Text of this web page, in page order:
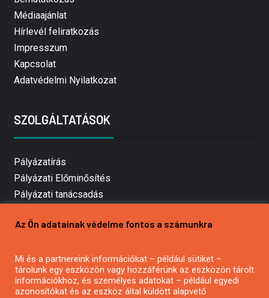
Médiaajánlat
Hírlevél feliratkozás
Impresszum
Kapcsolat
Adatvédelmi Nyilatkozat
SZOLGÁLTATÁSOK
Pályázatírás
Pályázati Előminősítés
Pályázati tanácsadás
Mezőgazdasági pályázatírás
Pályázatírás civil szervezeteknek
Pályázatírás önkormányzatoknak
Pályázatfigyelés
Az Ön adatainak védelme fontos a számunkra
Mi és a partnereink információkat – például sütiket –
tárolunk egy eszközön vagy hozzáférünk az eszközön tárolt
információkhoz, és személyes adatokat – például egyedi
azonosítókat és az eszköz által küldött alapvető